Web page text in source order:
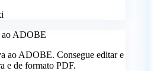
ao ADOBE
ao ADOBE. Consegue editar e
e de formato PDF.